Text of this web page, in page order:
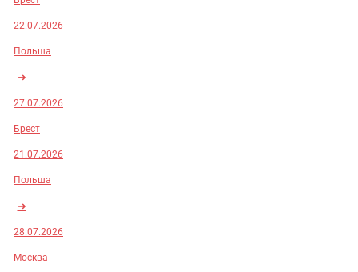
22.07.2026
Польша
➜
27.07.2026
Брест
21.07.2026
Польша
➜
28.07.2026
Москва